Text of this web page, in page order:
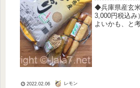
◆兵庫県産玄
3,000円税込み
よいかも、と
2022.02.06 レモン